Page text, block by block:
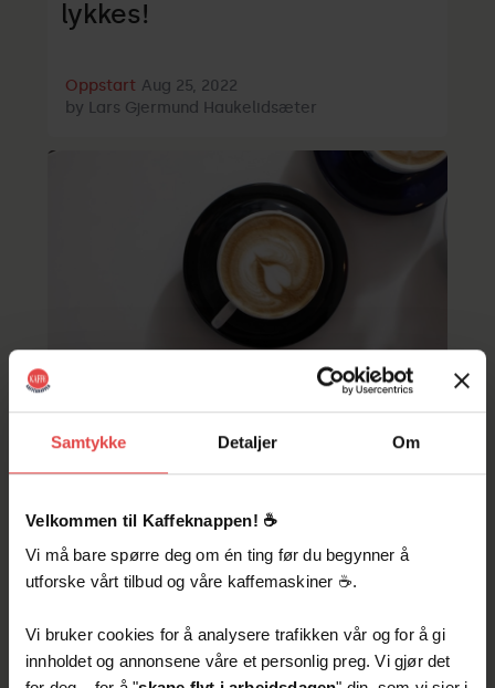
Samtykke Detaljer Om
Velkommen til Kaffeknappen! ☕️
Vi må bare spørre deg om én ting før du begynner å
utforske vårt tilbud og våre kaffemaskiner ☕️.
Vi bruker cookies for å analysere trafikken vår og for å gi
innholdet og annonsene våre et personlig preg. Vi gjør det
lykkes!
Oppstart Aug 25, 2022
by Lars Gjermund Haukelidsæter
Lyst på god kaffe i din
må unngå
Aug 25, 2022